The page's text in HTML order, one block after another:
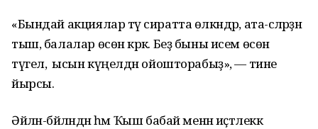
«Бындай акциялар тәү сиратта өлкәндәр, ата-әсәләрҙән
тыш, балалар өсөн кәрәк. Беҙ быны исем өсөн
түгел, ә ысын күңелдән ойошторабыҙ», — тине
йырсы.
Әйлән-бәйләндән һәм Ҡыш бабай менән иҫтәлеккә